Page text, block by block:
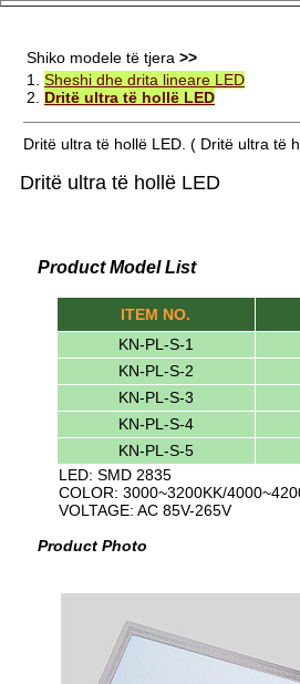
Shiko modele të tjera >>
1. Sheshi dhe drita lineare LED
2. Dritë ultra të hollë LED
Dritë ultra të hollë LED. ( Dritë ultra të
Dritë ultra të hollë LED
Product Model List
ITEM NO.
KN-PL-S-1
KN-PL-S-2
KN-PL-S-3
KN-PL-S-4
KN-PL-S-5
LED: SMD 2835
COLOR: 3000~3200KK/
VOLTAGE: AC 85V-265V
Product Photo